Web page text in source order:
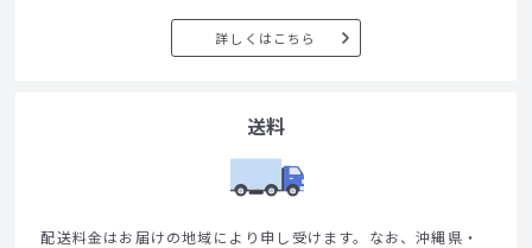
詳しくはこちら
送料
配送料金はお届けの地域により申し受けます。なお、沖縄県・